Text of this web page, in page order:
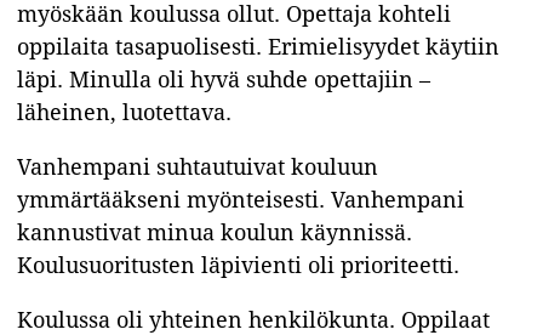
myöskään koulussa ollut. Opettaja kohteli
oppilaita tasapuolisesti. Erimielisyydet käytiin
läpi. Minulla oli hyvä suhde opettajiin –
läheinen, luotettava.
Vanhempani suhtautuivat kouluun
ymmärtääkseni myönteisesti. Vanhempani
kannustivat minua koulun käynnissä.
Koulusuoritusten läpivienti oli prioriteetti.
Koulussa oli yhteinen henkilökunta. Oppilaat